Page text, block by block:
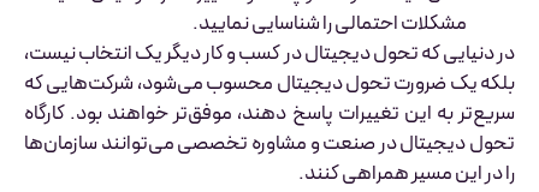
مشکلات احتمالی را شناسایی نمایید.
در دنیایی که تحول دیجیتال در کسب و کار دیگر یک انتخاب نیست،
بلکه یک ضرورت تحول دیجیتال محسوب می‌شود، شرکت‌هایی که
سریع‌تر به این تغییرات پاسخ دهند، موفق‌تر خواهند بود. کارگاه
تحول دیجیتال در صنعت و مشاوره تخصصی می‌توانند سازمان‌ها
را در این مسیر همراهی کنند.